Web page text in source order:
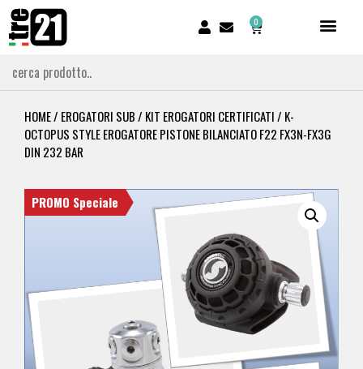
0
HOME/ EROGATORI SUB/ KIT EROGATORI CERTIFICATI/ K-
OCTOPUS STYLE EROGATORE PISTONE BILANCIATO F22 FX3N-FX3G
DIN 232 BAR
PROMO Speciale